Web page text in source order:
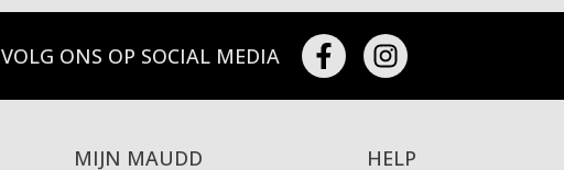
VOLG ONS OP SOCIAL MEDIA
MIJN MAUDD HELP